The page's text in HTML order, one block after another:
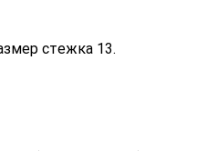
стежка 13.